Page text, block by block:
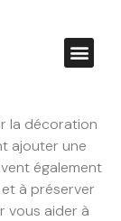
la décoration
ajouter une
également
à préserver
vous aider à